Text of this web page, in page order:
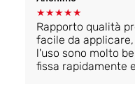
★★★★★
Rapporto qualità
facile da
l'uso sono molto
fissa rapidamente